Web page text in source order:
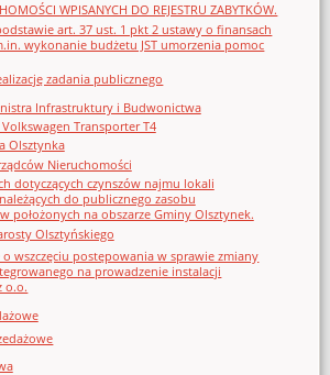
WPISANYCH DO REJESTRU ZABYTKÓW.
art. 37 ust. 1 pkt 2 ustawy o finansach
wykonanie budżetu JST umorzenia pomoc
zadania publicznego
Infrastruktury i Budwonictwa
Transporter T4
Olsztynka
Nieruchomości
dotyczących czynszów najmu lokali
do publicznego zasobu
położonych na obszarze Gminy Olsztynek.
Olsztyńskiego
wszczęciu postępowania w sprawie zmiany
na prowadzenie instalacji
o.o.